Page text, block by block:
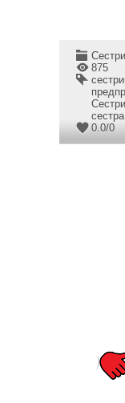
875
сестра
0.0/0